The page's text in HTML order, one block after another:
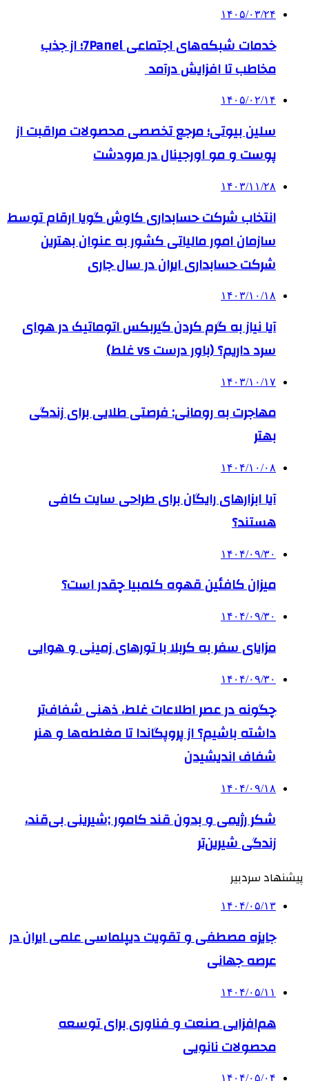
۱۴۰۵/۰۳/۲۴
خدمات شبکه‌های اجتماعی 7Panel؛ از جذب
مخاطب تا افزایش درآمد
۱۴۰۵/۰۲/۱۴
سلین بیوتی؛ مرجع تخصصی محصولات مراقبت از
پوست و مو اورجینال در مرودشت
۱۴۰۳/۱۱/۲۸
انتخاب شرکت حسابداری کاوش گویا ارقام توسط
سازمان امور مالیاتی کشور به عنوان بهترین
شرکت حسابداری ایران در سال جاری
۱۴۰۳/۱۰/۱۸
آیا نیاز به گرم کردن گیربکس اتوماتیک در هوای
سرد داریم؟ (باور درست vs غلط)
۱۴۰۳/۱۰/۱۷
مهاجرت به رومانی: فرصتی طلایی برای زندگی
بهتر
۱۴۰۴/۱۰/۰۸
آیا ابزارهای رایگان برای طراحی سایت کافی
هستند؟
۱۴۰۴/۰۹/۳۰
میزان کافئین قهوه کلمبیا چقدر است؟
۱۴۰۴/۰۹/۳۰
مزایای سفر به کربلا با تورهای زمینی و هوایی
۱۴۰۴/۰۹/۳۰
چگونه در عصر اطلاعات غلط، ذهنی شفاف‌تر
داشته باشیم؟ از پروپگاندا تا مغلطه‌ها و هنر
شفاف اندیشیدن
۱۴۰۴/۰۹/۱۸
شکر رژیمی و بدون قند کامور ;شیرینی بی‌قند،
زندگی شیرین‌تر
پیشنهاد سردبیر
۱۴۰۴/۰۵/۱۳
جایزه مصطفی و تقویت دیپلماسی علمی ایران در
عرصه جهانی
۱۴۰۴/۰۵/۱۱
هم‌افزایی صنعت و فناوری برای توسعه
محصولات نانویی
۱۴۰۴/۰۵/۰۴